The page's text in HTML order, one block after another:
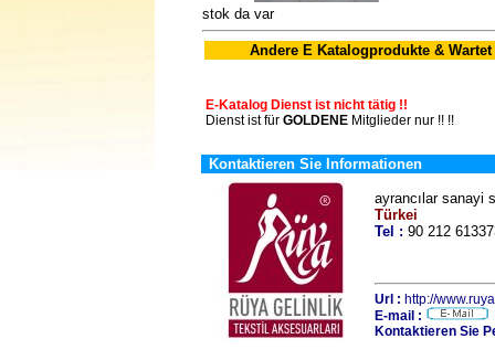
stok da var
Andere E Katalogprodukte & Wartet
E-Katalog Dienst ist nicht tätig !!
Dienst ist für GOLDENE Mitglieder nur !! !!
Kontaktieren Sie Informationen
ayrancılar
Türkei
Tel : 90 212
Url : http://
E-mail :
Kontaktieren Sie